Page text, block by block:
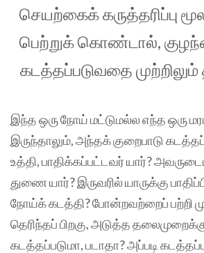
செயற்கைக் கருத்தரிப்பு
பெற்றுக் கொண்டால்,
கடத்தப்படுவதை
இந்த ஒரு நோய் மட்டுமல்ல எந்த ஒரு
இருந்தாலும், அந்தக் குறைபாடு
உத்தி, பாதிக்கப்பட்டவர் யார்?
துணை யார்? இருவரில் யாருக்கு
நோய்க் கடத்தி? போன்றவற்றைப் பற்றி
தெரிந்தப் பிறகு, அடுத்த
கடத்தப்படுமா, படாதா? அப்படி